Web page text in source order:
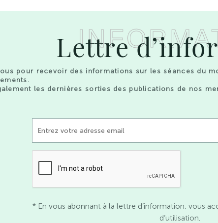
Lettre
pour recevoir des informations sur les séances du
les dernières sorties des publications de nos
* En vous abonnant à la lettre d’information, vous
d’utilisation.